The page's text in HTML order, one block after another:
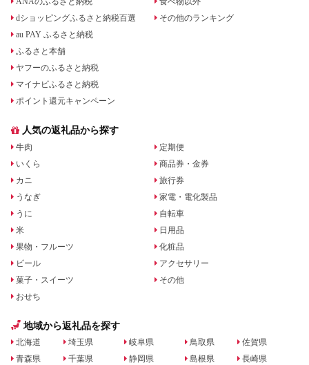
dショッピングふるさと納税百選
au PAY ふるさと納税
ふるさと本舗
ヤフーのふるさと納税
マイナビふるさと納税
ポイント還元キャンペーン
その他のランキング
人気の返礼品から探す
牛肉
いくら
カニ
うなぎ
うに
米
果物・フルーツ
ビール
菓子・スイーツ
おせち
定期便
商品券・金券
旅行券
家電・電化製品
自転車
日用品
化粧品
アクセサリー
その他
地域から返礼品を探す
北海道
青森県
埼玉県
千葉県
岐阜県
静岡県
鳥取県
島根県
佐賀県
長崎県